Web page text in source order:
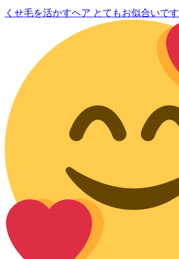
くせ毛を活かすヘア とてもお似合いです